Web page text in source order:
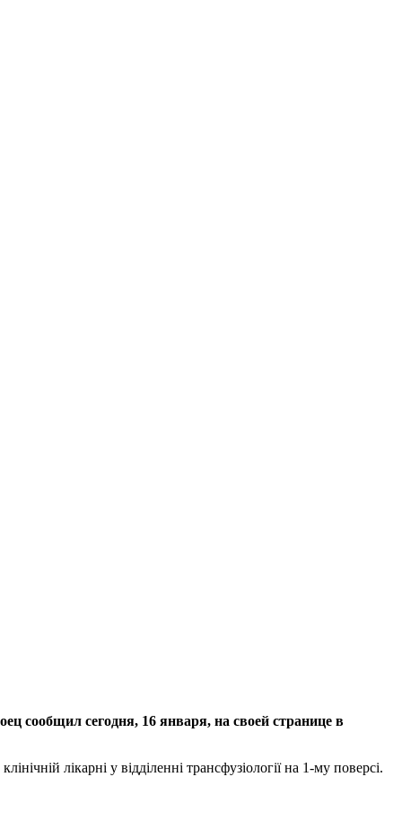
сообщил сегодня, 16 января, на своей странице в
лікарні у відділенні трансфузіології на 1-му поверсі.